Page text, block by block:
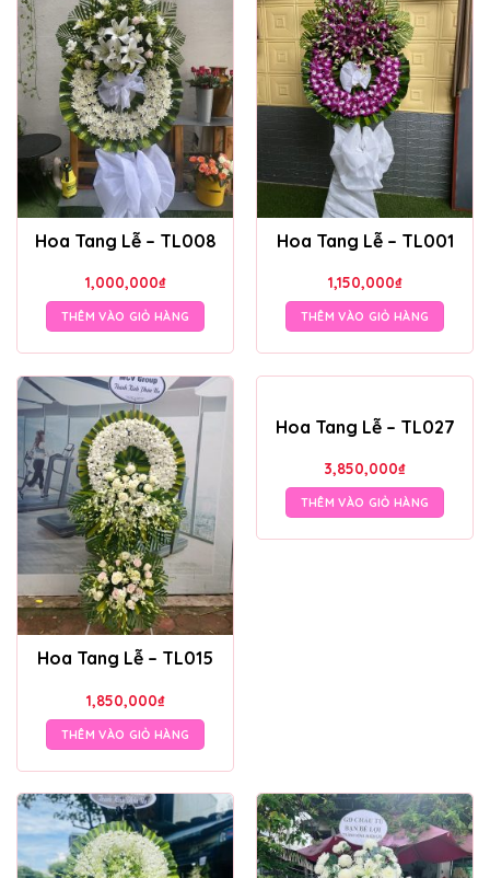
Hoa Tang Lễ – TL008
1,000,000₫
THÊM VÀO GIỎ HÀNG
Hoa Tang Lễ – TL001
1,150,000₫
THÊM VÀO GIỎ HÀNG
Hoa Tang Lễ – TL015
1,850,000₫
THÊM VÀO GIỎ HÀNG
Hoa Tang Lễ – TL027
3,850,000₫
THÊM VÀO GIỎ HÀNG